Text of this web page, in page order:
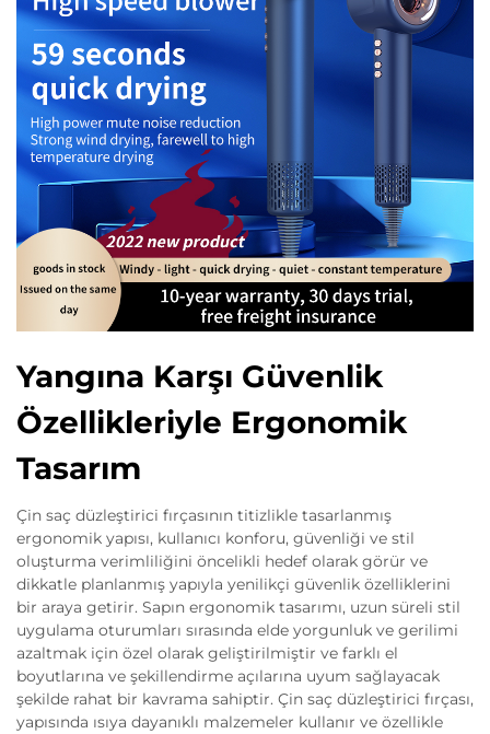
Yangına Karşı Güvenlik
Özellikleriyle Ergonomik
Tasarım
Çin saç düzleştirici fırçasının titizlikle tasarlanmış
ergonomik yapısı, kullanıcı konforu, güvenliği ve stil
oluşturma verimliliğini öncelikli hedef olarak görür ve
dikkatle planlanmış yapıyla yenilikçi güvenlik özelliklerini
bir araya getirir. Sapın ergonomik tasarımı, uzun süreli stil
uygulama oturumları sırasında elde yorgunluk ve gerilimi
azaltmak için özel olarak geliştirilmiştir ve farklı el
boyutlarına ve şekillendirme açılarına uyum sağlayacak
şekilde rahat bir kavrama sahiptir. Çin saç düzleştirici fırçası,
yapısında ısıya dayanıklı malzemeler kullanır ve özellikle